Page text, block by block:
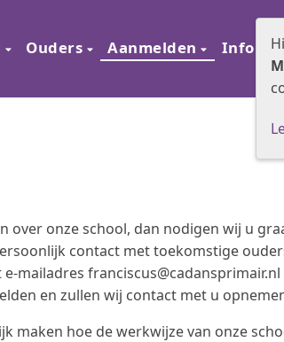
Ouders Aanmelden
onze school, dan nodigen wij u
contact met toekomstige
mailadres franciscus@cadansprimair.nl
en zullen wij contact met u
maken hoe de werkwijze van onze